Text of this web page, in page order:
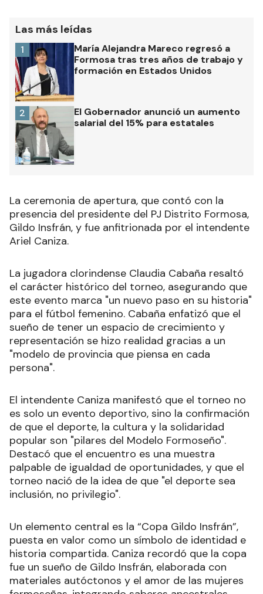
Las más leídas
María Alejandra Mareco regresó a
Formosa tras tres años de trabajo y
formación en Estados Unidos
1
El Gobernador anunció un aumento
salarial del 15% para estatales
2
La ceremonia de apertura, que contó con la
presencia del presidente del PJ Distrito Formosa,
Gildo Insfrán, y fue anfitrionada por el intendente
Ariel Caniza.
La jugadora clorindense Claudia Cabaña resaltó
el carácter histórico del torneo, asegurando que
este evento marca "un nuevo paso en su historia"
para el fútbol femenino. Cabaña enfatizó que el
sueño de tener un espacio de crecimiento y
representación se hizo realidad gracias a un
"modelo de provincia que piensa en cada
persona".
El intendente Caniza manifestó que el torneo no
es solo un evento deportivo, sino la confirmación
de que el deporte, la cultura y la solidaridad
popular son "pilares del Modelo Formoseño".
Destacó que el encuentro es una muestra
palpable de igualdad de oportunidades, y que el
torneo nació de la idea de que "el deporte sea
inclusión, no privilegio".
Un elemento central es la “Copa Gildo Insfrán”,
puesta en valor como un símbolo de identidad e
historia compartida. Caniza recordó que la copa
fue un sueño de Gildo Insfrán, elaborada con
materiales autóctonos y el amor de las mujeres